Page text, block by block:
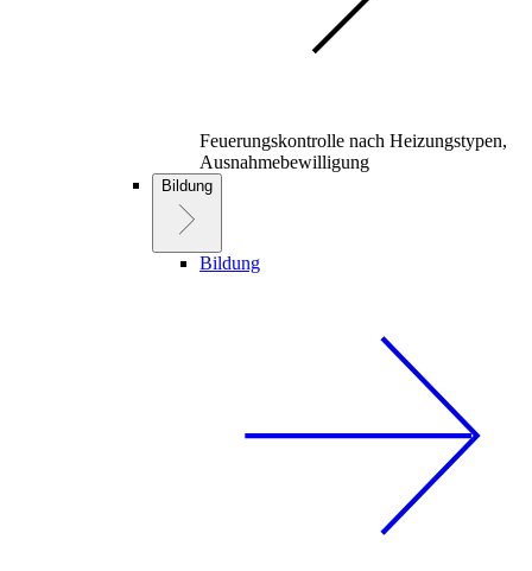
Feuerungskontrolle nach Heizungstypen,
Ausnahmebewilligung
Bildung
Bildung